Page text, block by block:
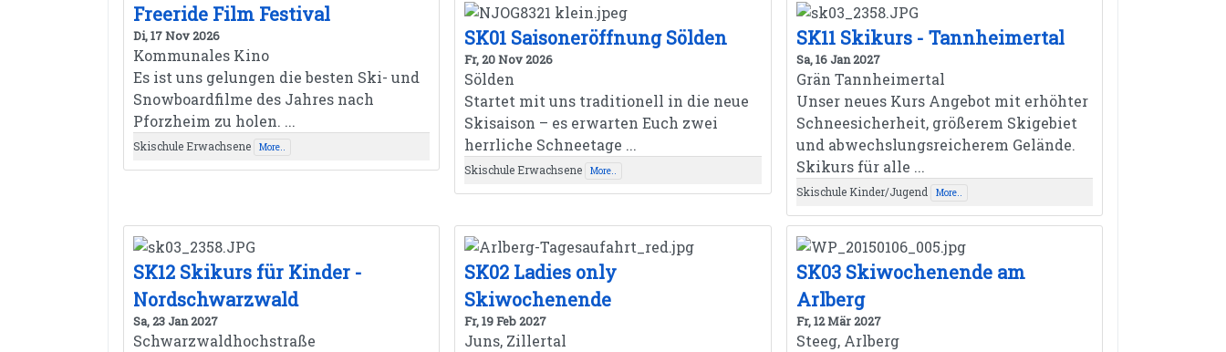
Freeride Film Festival
Di, 17 Nov 2026
Kommunales Kino
Es ist uns gelungen die besten Ski- und
Snowboardfilme des Jahres nach
Pforzheim zu holen. ...
Skischule Erwachsene More..
SK01 Saisoneröffnung Sölden
Fr, 20 Nov 2026
Sölden
Startet mit uns traditionell in die neue
Skisaison – es erwarten Euch zwei
herrliche Schneetage ...
Skischule Erwachsene More..
SK11 Skikurs - Tannheimertal
Sa, 16 Jan 2027
Grän Tannheimertal
Unser neues Kurs Angebot mit erhöhter
Schneesicherheit, größerem Skigebiet
und abwechslungsreicherem Gelände.
Skikurs für alle ...
Skischule Kinder/Jugend More..
SK12 Skikurs für Kinder -
Nordschwarzwald
Sa, 23 Jan 2027
Schwarzwaldhochstraße
SK02 Ladies only
Skiwochenende
Fr, 19 Feb 2027
Juns, Zillertal
SK03 Skiwochenende am
Arlberg
Fr, 12 Mär 2027
Steeg, Arlberg